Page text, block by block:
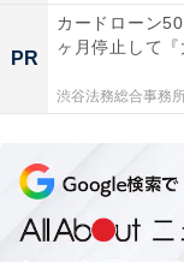
PR
カードローン
ヶ月停止して
渋谷法務総合事務